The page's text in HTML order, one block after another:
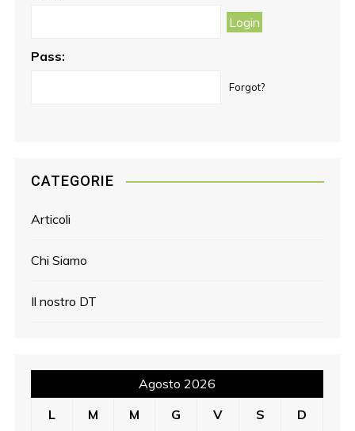
Pass:
Forgot?
CATEGORIE
Articoli
Chi Siamo
Il nostro DT
Agosto 2026
L
M M G V S D